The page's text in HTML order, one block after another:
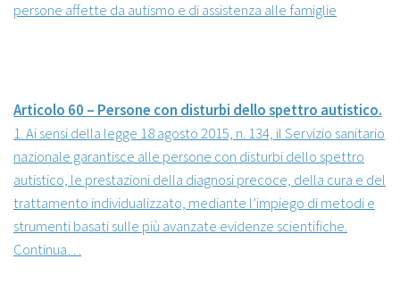
persone affette da autismo e di assistenza alle famiglie
Articolo 60 – Persone con disturbi dello spettro autistico.
1. Ai sensi della legge 18 agosto 2015, n. 134, il Servizio sanitario
nazionale garantisce alle persone con disturbi dello spettro
autistico, le prestazioni della diagnosi precoce, della cura e del
trattamento individualizzato, mediante l’impiego di metodi e
strumenti basati sulle più avanzate evidenze scientifiche.
Continua…